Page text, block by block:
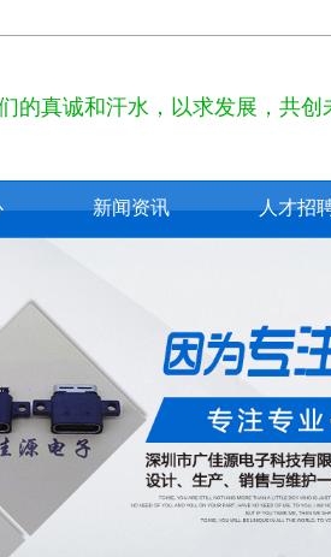
的真诚和汗水，以求发展，共创
新闻资讯
技术知识
人才招